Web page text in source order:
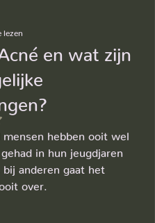
en wat zijn
lezen
met NaN uit 5 sterren.
mensen hebben ooit wel
in hun jeugdjaren
bij anderen gaat het
over.